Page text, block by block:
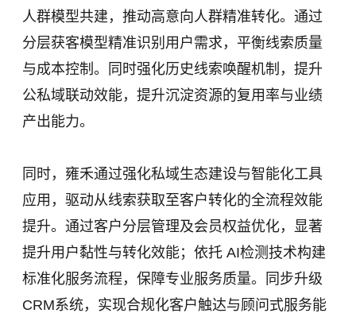
人群模型共建，推动高意向人群精准转化。通过
分层获客模型精准识别用户需求，平衡线索质量
与成本控制。同时强化历史线索唤醒机制，提升
公私域联动效能，提升沉淀资源的复用率与业绩
产出能力。
同时，雍禾通过强化私域生态建设与智能化工具
应用，驱动从线索获取至客户转化的全流程效能
提升。通过客户分层管理及会员权益优化，显著
提升用户黏性与转化效能；依托 AI检测技术构建
标准化服务流程，保障专业服务质量。同步升级
CRM系统，实现合规化客户触达与顾问式服务能